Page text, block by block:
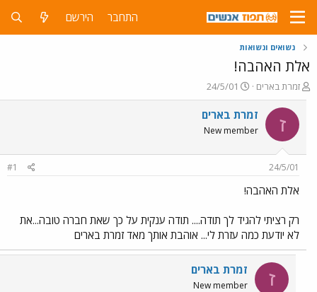
התחבר הירשם
נשואים ונשואות
אלת האהבה!
פ
ו
ת
ח
ה
ש
א
זמרת בארים
פ
ו
ר
ם
24/5/01
ז זמרת בארים
New member
24/5/01
#1
אלת האהבה!
רק רציתי להגיד לך תודה.... תודה ענקית על כך שאת חברה טובה...את
לא יודעת כמה עזרת לי... אוהבת אותך מאד זמרת בארים
ז זמרת בארים
New member